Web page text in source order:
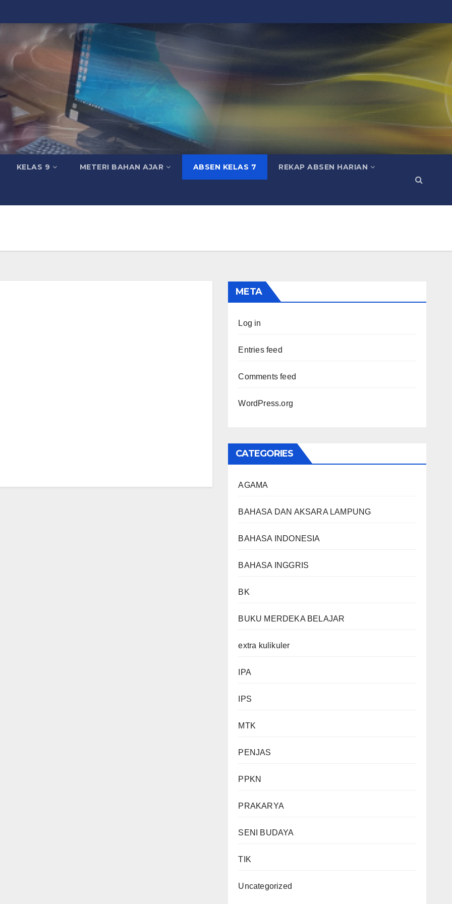
KELAS 9 METERI BAHAN AJAR ABSEN KELAS 7 REKAP ABSEN HARIAN
META
Log in
Entries feed
Comments feed
WordPress.org
CATEGORIES
AGAMA
BAHASA DAN AKSARA LAMPUNG
BAHASA INDONESIA
BAHASA INGGRIS
BK
BUKU MERDEKA BELAJAR
extra kulikuler
IPA
IPS
MTK
PENJAS
PPKN
PRAKARYA
SENI BUDAYA
TIK
Uncategorized